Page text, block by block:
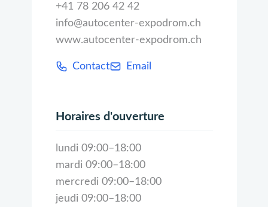
+41 78 206 42 42
info@autocenter-expodrom.ch
www.autocenter-expodrom.ch
Contact Email
Horaires d'ouverture
lundi 09:00–18:00
mardi 09:00–18:00
mercredi 09:00–18:00
jeudi 09:00–18:00